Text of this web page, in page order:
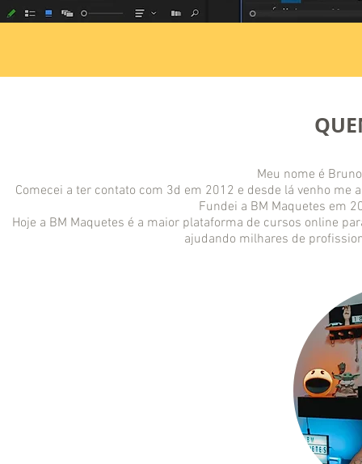
Meu nome é
Comecei a ter contato com 3d em 2012 e desde lá venho
Fundei a BM Maquetes em
Hoje a BM Maquetes é a maior plataforma de cursos online
ajudando milhares de